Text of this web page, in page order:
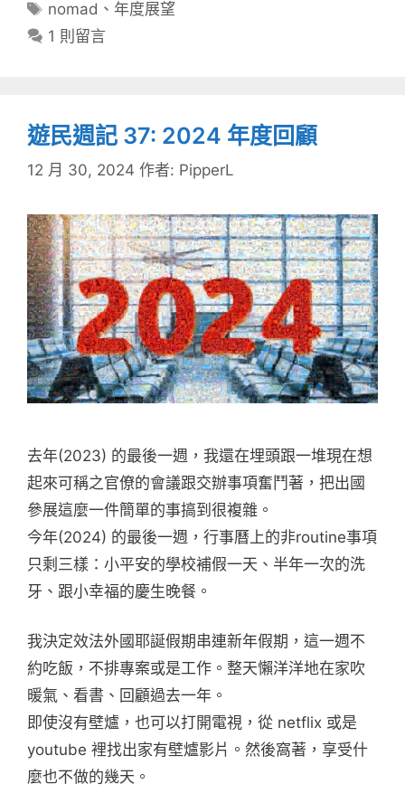
標
籤
nomad 、年度展望
1 則留言
遊民週記 37: 2024 年度回顧
12 月 30, 2024 作者: PipperL
去年(2023) 的最後一週，我還在埋頭跟一堆現在想
起來可稱之官僚的會議跟交辦事項奮鬥著，把出國
參展這麼一件簡單的事搞到很複雜。
今年(2024) 的最後一週，行事曆上的非routine事項
只剩三樣：小平安的學校補假一天、半年一次的洗
牙、跟小幸福的慶生晚餐。
我決定效法外國耶誕假期串連新年假期，這一週不
約吃飯，不排專案或是工作。整天懶洋洋地在家吹
暖氣、看書、回顧過去一年。
即使沒有壁爐，也可以打開電視，從 netflix 或是
youtube 裡找出家有壁爐影片。然後窩著，享受什
麼也不做的幾天。